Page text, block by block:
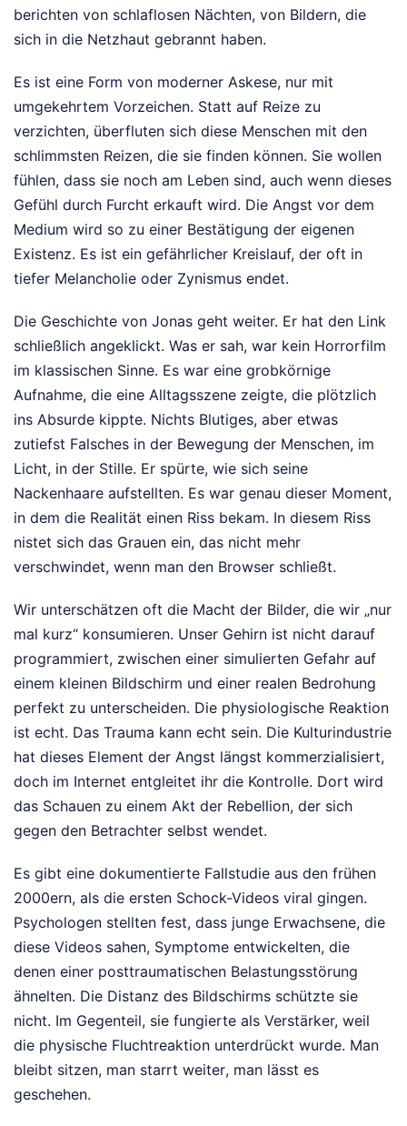
berichten von schlaflosen Nächten, von Bildern, die
sich in die Netzhaut gebrannt haben.
Es ist eine Form von moderner Askese, nur mit
umgekehrtem Vorzeichen. Statt auf Reize zu
verzichten, überfluten sich diese Menschen mit den
schlimmsten Reizen, die sie finden können. Sie wollen
fühlen, dass sie noch am Leben sind, auch wenn dieses
Gefühl durch Furcht erkauft wird. Die Angst vor dem
Medium wird so zu einer Bestätigung der eigenen
Existenz. Es ist ein gefährlicher Kreislauf, der oft in
tiefer Melancholie oder Zynismus endet.
Die Geschichte von Jonas geht weiter. Er hat den Link
schließlich angeklickt. Was er sah, war kein Horrorfilm
im klassischen Sinne. Es war eine grobkörnige
Aufnahme, die eine Alltagsszene zeigte, die plötzlich
ins Absurde kippte. Nichts Blutiges, aber etwas
zutiefst Falsches in der Bewegung der Menschen, im
Licht, in der Stille. Er spürte, wie sich seine
Nackenhaare aufstellten. Es war genau dieser Moment,
in dem die Realität einen Riss bekam. In diesem Riss
nistet sich das Grauen ein, das nicht mehr
verschwindet, wenn man den Browser schließt.
Wir unterschätzen oft die Macht der Bilder, die wir „nur
mal kurz“ konsumieren. Unser Gehirn ist nicht darauf
programmiert, zwischen einer simulierten Gefahr auf
einem kleinen Bildschirm und einer realen Bedrohung
perfekt zu unterscheiden. Die physiologische Reaktion
ist echt. Das Trauma kann echt sein. Die Kulturindustrie
hat dieses Element der Angst längst kommerzialisiert,
doch im Internet entgleitet ihr die Kontrolle. Dort wird
das Schauen zu einem Akt der Rebellion, der sich
gegen den Betrachter selbst wendet.
Es gibt eine dokumentierte Fallstudie aus den frühen
2000ern, als die ersten Schock-Videos viral gingen.
Psychologen stellten fest, dass junge Erwachsene, die
diese Videos sahen, Symptome entwickelten, die
denen einer posttraumatischen Belastungsstörung
ähnelten. Die Distanz des Bildschirms schützte sie
nicht. Im Gegenteil, sie fungierte als Verstärker, weil
die physische Fluchtreaktion unterdrückt wurde. Man
bleibt sitzen, man starrt weiter, man lässt es
geschehen.